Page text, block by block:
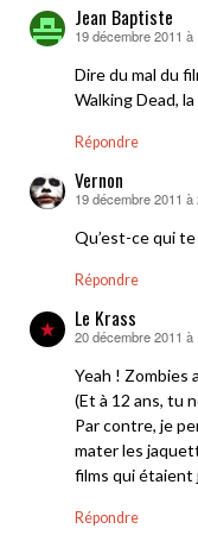
Jean Baptiste
dit :
19 décembre 2011 à
Dire du mal du
Walking Dead,
Répondre
Vernon
dit :
19 décembre 2011 à
Qu’est-ce qui
Répondre
Le Krass
dit :
20 décembre 2011 à
Yeah ! Zombies
(Et à 12 ans, tu
Par contre, je
mater les
films qui étaient
Répondre